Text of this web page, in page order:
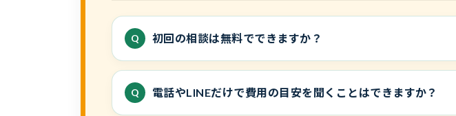
初回の相談は無料でできますか？
電話やLINEだけで費用の目安を聞くことはできますか？